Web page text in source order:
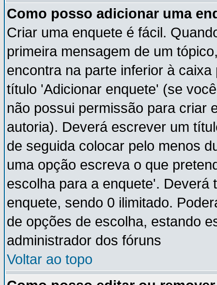
Como posso adicionar uma
Criar uma enquete é fácil.
primeira mensagem de um
encontra na parte inferior à
título 'Adicionar enquete' (se
não possui permissão para criar
autoria). Deverá escrever um
de seguida colocar pelo menos
uma opção escreva o que
escolha para a enquete'. Deverá
enquete, sendo 0 ilimitado.
de opções de escolha, estando
administrador dos fóruns
Voltar ao topo